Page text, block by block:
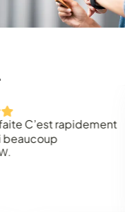
rapidement